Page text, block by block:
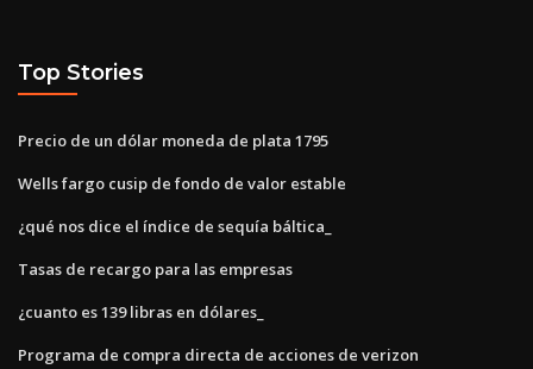
Top Stories
Precio de un dólar moneda de plata 1795
Wells fargo cusip de fondo de valor estable
¿qué nos dice el índice de sequía báltica_
Tasas de recargo para las empresas
¿cuanto es 139 libras en dólares_
Programa de compra directa de acciones de verizon